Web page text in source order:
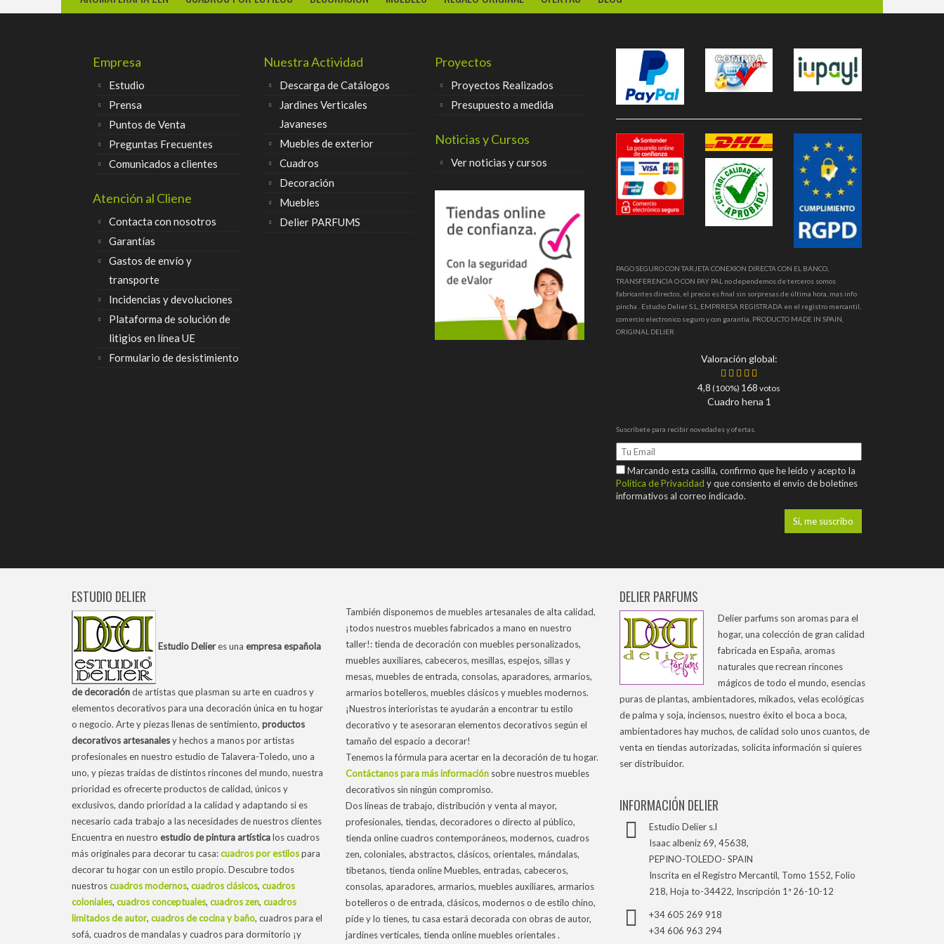
Empresa
Estudio
Prensa
Puntos de Venta
Preguntas Frecuentes
Comunicados a clientes
Atención al Cliene
Contacta con nosotros
Garantías
Gastos de envío y
transporte
Incidencias y devoluciones
Plataforma de solución de
litigios en línea UE
Formulario de desistimiento
Nuestra Actividad
Descarga de Catálogos
Jardines Verticales
Javaneses
Muebles de exterior
Cuadros
Decoración
Muebles
Delier PARFUMS
Proyectos
Proyectos Realizados
Presupuesto a medida
Noticias y Cursos
Ver noticias y cursos
PAGO SEGURO CON TARJETA CONEXION DIRECTA CON EL BANCO,
TRANSFERENCIA O CON PAY PAL no dependemos de terceros somos
fabricantes directos, el precio es final sin sorpresas de última hora, mas info
pincha . Estudio Delier S.L, EMPRRESA REGISTRADA en el registro mercantil,
comercio electronico seguro y con garantia, PRODUCTO MADE IN SPAIN,
ORIGINAL DELIER
Valoración global:
4,8 (100%) 168 votos
Cuadro hena 1
Suscríbete para recibir novedades y ofertas.
Marcando esta casilla, confirmo que he leído y acepto la
Política de Privacidad y que consiento el envío de boletines
informativos al correo indicado.
ESTUDIO DELIER
Estudio Delieres una empresa española
de decoraciónde artistas que plasman su arte en cuadros y
elementos decorativos para una decoración única en tu hogar
o negocio. Arte y piezas llenas de sentimiento, productos
decorativos artesanalesy hechos a manos por artistas
profesionales en nuestro estudio de Talavera-Toledo, uno a
uno, y piezas traídas de distintos rincones del mundo, nuestra
prioridad es ofrecerte productos de calidad, únicos y
exclusivos, dando prioridad a la calidad y adaptando si es
necesario cada trabajo a las necesidades de nuestros clientes
Encuentra en nuestro estudio de pintura artísticalos cuadros
más originales para decorar tu casa:cuadros por estilospara
decorar tu hogar con un estilo propio. Descubre todos
nuestroscuadros modernos, cuadros clásicos, cuadros
coloniales, cuadros conceptuales, cuadros zen, cuadros
limitados de autor, cuadros de cocina y baño, cuadros para el
sofá, cuadros de mandalas y cuadros para dormitorio ¡y
También disponemos de muebles artesanales de alta calidad,
¡todos nuestros muebles fabricados a mano en nuestro
taller!: tienda de decoración con muebles personalizados,
muebles auxiliares, cabeceros, mesillas, espejos, sillas y
mesas, muebles de entrada, consolas, aparadores, armarios,
armarios botelleros, muebles clásicos y muebles modernos.
¡Nuestros interioristas te ayudarán a encontrar tu estilo
decorativo y te asesoraran elementos decorativos según el
tamaño del espacio a decorar!
Tenemos la fórmula para acertar en la decoración de tu hogar.
Contáctanos para más información sobre nuestros muebles
decorativos sin ningún compromiso.
Dos líneas de trabajo, distribución y venta al mayor,
profesionales, tiendas, decoradores o directo al público,
tienda online cuadros contemporáneos, modernos, cuadros
zen, coloniales, abstractos, clásicos, orientales, mándalas,
tibetanos, tienda online Muebles, entradas, cabeceros,
consolas, aparadores, armarios, muebles auxiliares, armarios
botelleros o de entrada, clásicos, modernos o de estilo chino,
pide y lo tienes, tu casa estará decorada con obras de autor,
jardines verticales, tienda online muebles orientales .
DELIER PARFUMS
Delier parfums son aromas para el
hogar, una colección de gran calidad
fabricada en España, aromas
naturales que recrean rincones
mágicos de todo el mundo, esencias
puras de plantas, ambientadores, mikados, velas ecológicas
de palma y soja, inciensos, nuestro éxito el boca a boca,
ambientadores hay muchos, de calidad solo unos cuantos, de
venta en tiendas autorizadas, solicita información si quieres
ser distribuidor.
INFORMACIÓN DELIER
Estudio Delier s.l
Isaac albeniz 69, 45638,
PEPINO-TOLEDO- SPAIN
Inscrita en el Registro Mercantil, Tomo 1552, Folio
218, Hoja to-34422, Inscripción 1ª 26-10-12
+34 605 269 918
+34 606 963 294